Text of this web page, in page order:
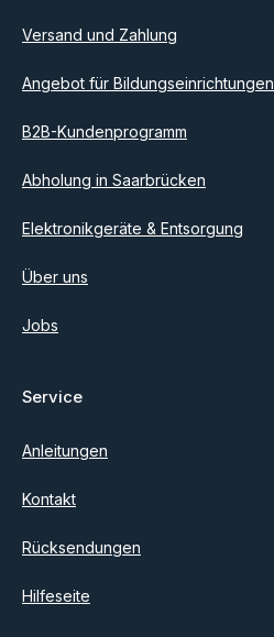
einverstanden.
Versand und Zahlung
Angebot für Bildungseinrichtungen
B2B-Kundenprogramm
Abholung in Saarbrücken
Elektronikgeräte & Entsorgung
Über uns
Jobs
Service
Anleitungen
Kontakt
Rücksendungen
Hilfeseite